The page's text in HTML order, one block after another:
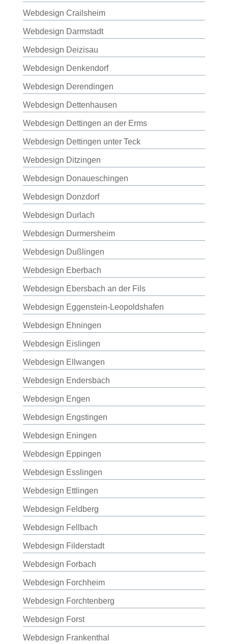
Webdesign Crailsheim
Webdesign Darmstadt
Webdesign Deizisau
Webdesign Denkendorf
Webdesign Derendingen
Webdesign Dettenhausen
Webdesign Dettingen an der Erms
Webdesign Dettingen unter Teck
Webdesign Ditzingen
Webdesign Donaueschingen
Webdesign Donzdorf
Webdesign Durlach
Webdesign Durmersheim
Webdesign Dußlingen
Webdesign Eberbach
Webdesign Ebersbach an der Fils
Webdesign Eggenstein-Leopoldshafen
Webdesign Ehningen
Webdesign Eislingen
Webdesign Ellwangen
Webdesign Endersbach
Webdesign Engen
Webdesign Engstingen
Webdesign Eningen
Webdesign Eppingen
Webdesign Esslingen
Webdesign Ettlingen
Webdesign Feldberg
Webdesign Fellbach
Webdesign Filderstadt
Webdesign Forbach
Webdesign Forchheim
Webdesign Forchtenberg
Webdesign Forst
Webdesign Frankenthal